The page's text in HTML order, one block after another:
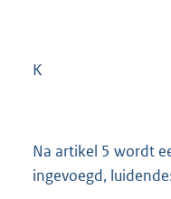
K
Na artikel 5 wordt
ingevoegd,